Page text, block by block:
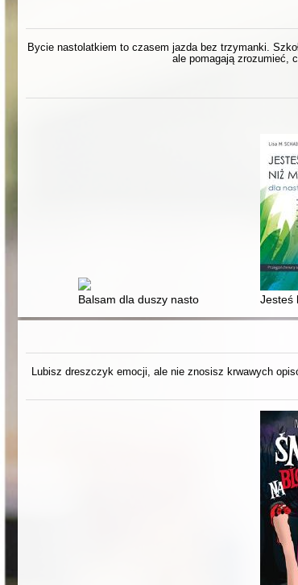
Bycie nastolatkiem to czasem jazda bez trzymanki.
ale pomagają zrozumieć,
Balsam dla duszy nastolatka czyli Jeszcze
Jesteś
Lubisz dreszczyk emocji, ale nie znosisz krwawych